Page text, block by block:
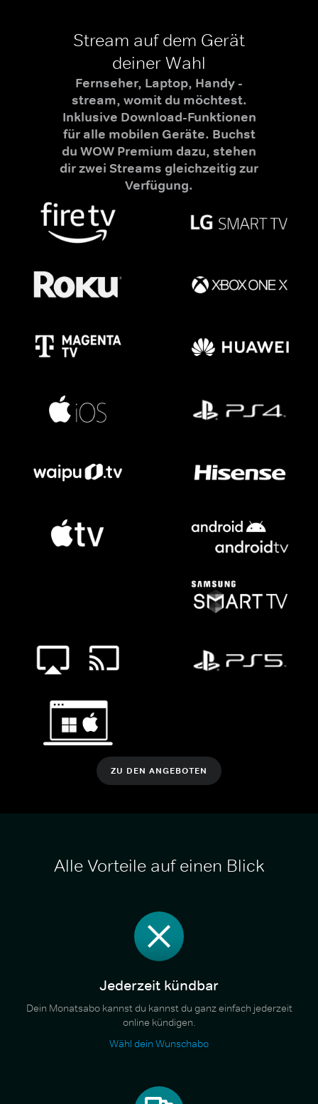
Stream auf dem Gerät
deiner Wahl
Fernseher, Laptop, Handy -
stream, womit du möchtest.
Inklusive Download-Funktionen
für alle mobilen Geräte. Buchst
du WOW Premium dazu, stehen
dir zwei Streams gleichzeitig zur
Verfügung.
ZU DEN ANGEBOTEN
Alle Vorteile auf einen Blick
Jederzeit kündbar
Dein Monatsabo kannst du kannst du ganz einfach jederzeit
online kündigen.
Wähl dein Wunschabo